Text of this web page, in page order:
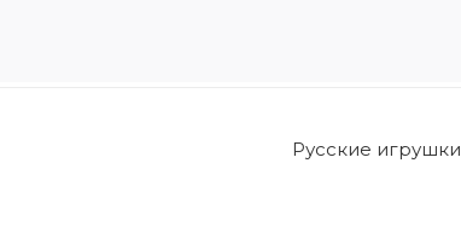
Русские игрушки